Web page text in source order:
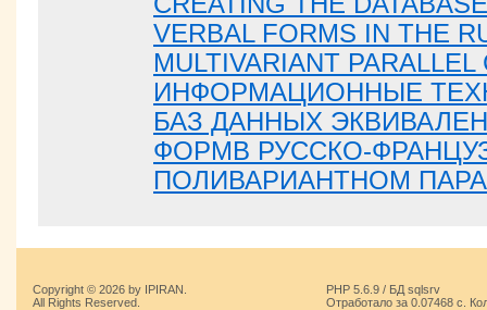
VERBAL FORMS IN THE
MULTIVARIANT PARALLEL
ИНФОРМАЦИОННЫЕ
БАЗ ДАННЫХ
ФОРМВ РУССКО-
ПОЛИВАРИАНТНОМ
Copyright © 2026 by IPIRAN.
All Rights Reserved.
PHP 5.6.9 / БД sqlsrv
Отработало за 0.07468 с.